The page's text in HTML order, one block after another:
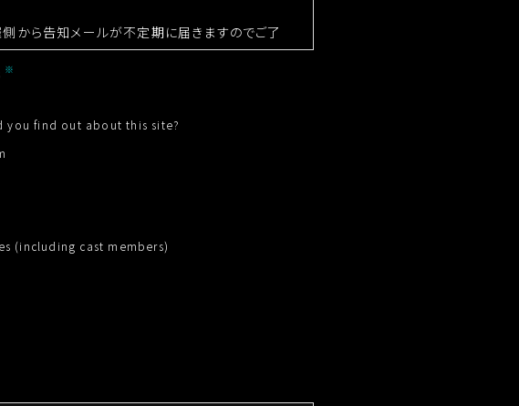
から告知メールが不定期に届きますのでご了
報の利用目的
するため
（イベントの映像は自社Webサイトの他、
り一般に広く公表されることがあります）
）・その他サービスやプランをご提供するため
お応えするため
you find out about this site?
(including cast members)